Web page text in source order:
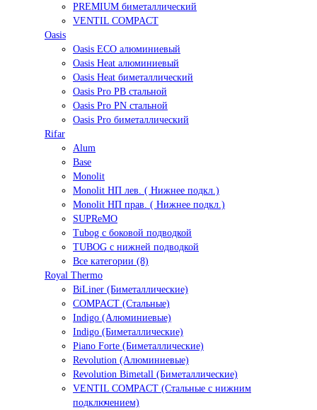
PREMIUM биметаллический
VENTIL COMPACT
Oasis
Oasis ECO алюминиевый
Oasis Heat алюминиевый
Oasis Heat биметаллический
Oasis Pro PB стальной
Oasis Pro PN стальной
Oasis Pro биметаллический
Rifar
Alum
Base
Monolit
Monolit НП лев. ( Нижнее подкл.)
Monolit НП прав. ( Нижнее подкл.)
SUPReMO
Tubog с боковой подводкой
TUBOG с нижней подводкой
Все категории (8)
Royal Thermo
BiLiner (Биметаллические)
COMPACT (Стальные)
Indigo (Алюминиевые)
Indigo (Биметаллические)
Piano Forte (Биметаллические)
Revolution (Алюминиевые)
Revolution Bimetall (Биметаллические)
VENTIL COMPACT (Стальные с нижним
подключением)